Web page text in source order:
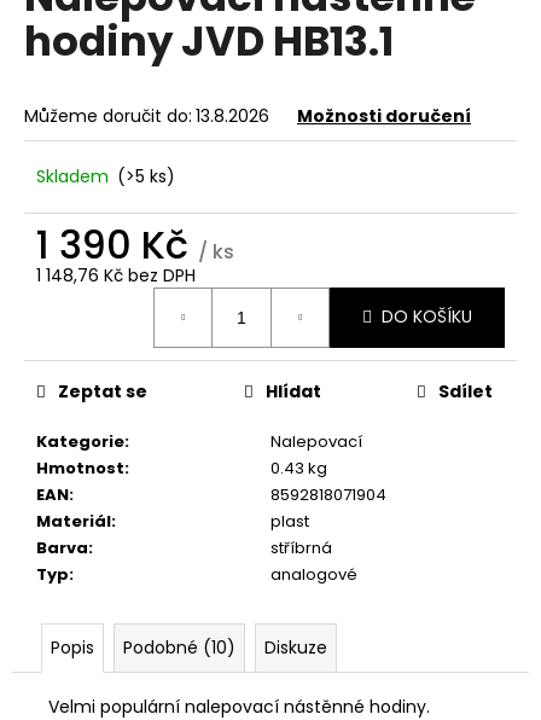
0,0
hodiny JVD HB13.1
Můžeme doručit do: 13.8.2026 Možnosti doručení
Skladem (>5 ks)
1 390 Kč / ks
1 148,76 Kč bez DPH
DO KOŠÍKU
Kategorie:
Nalepovací
Hmotnost:
0.43 kg
EAN:
8592818071904
Materiál:
plast
Barva:
stříbrná
Typ: analogové
Zeptat se Hlídat Sdílet
Popis Podobné (10) Diskuze
Velmi populární nalepovací nástěnné hodiny.
a
j
t
D
p
o
u
č
u
e